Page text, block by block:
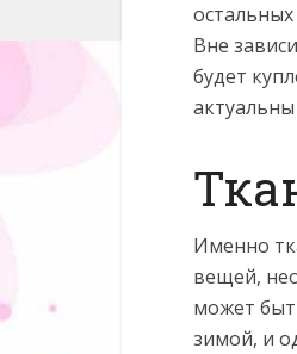
Вне
будет
Именно
вещей,
может
зимой, и